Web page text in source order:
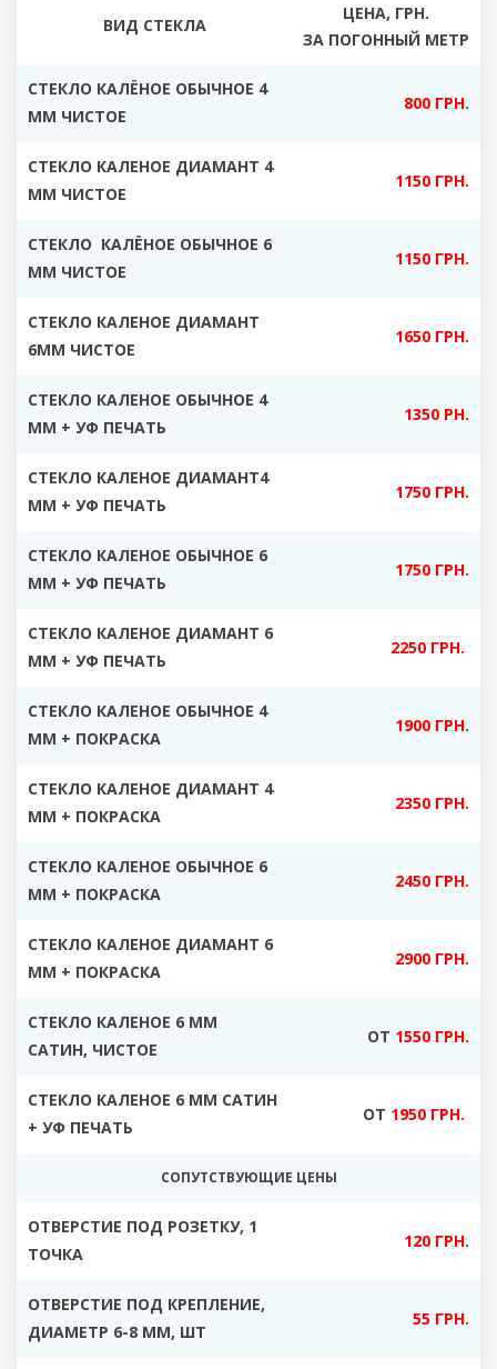
ВИД СТЕКЛА
ЦЕНА, ГРН.
ЗА ПОГОННЫЙ МЕТР
СТЕКЛО КАЛЁНОЕ ОБЫЧНОЕ 4
ММ ЧИСТОЕ
800 ГРН.
СТЕКЛО КАЛЕНОЕ ДИАМАНТ 4
ММ ЧИСТОЕ
1150 ГРН.
СТЕКЛО КАЛЁНОЕ ОБЫЧНОЕ 6
ММ ЧИСТОЕ
1150 ГРН.
СТЕКЛО КАЛЕНОЕ ДИАМАНТ
6ММ ЧИСТОЕ
1650 ГРН.
СТЕКЛО КАЛЕНОЕ ОБЫЧНОЕ 4
ММ + УФ ПЕЧАТЬ
1350 РН.
СТЕКЛО КАЛЕНОЕ ДИАМАНТ4
ММ + УФ ПЕЧАТЬ
1750 ГРН.
СТЕКЛО КАЛЕНОЕ ОБЫЧНОЕ 6
ММ + УФ ПЕЧАТЬ
1750 ГРН.
СТЕКЛО КАЛЕНОЕ ДИАМАНТ 6
ММ + УФ ПЕЧАТЬ
2250 ГРН.
СТЕКЛО КАЛЕНОЕ ОБЫЧНОЕ 4
ММ + ПОКРАСКА
1900 ГРН.
СТЕКЛО КАЛЕНОЕ ДИАМАНТ 4
ММ + ПОКРАСКА
2350 ГРН.
СТЕКЛО КАЛЕНОЕ ОБЫЧНОЕ 6
ММ + ПОКРАСКА
2450 ГРН.
СТЕКЛО КАЛЕНОЕ ДИАМАНТ 6
ММ + ПОКРАСКА
2900 ГРН.
СТЕКЛО КАЛЕНОЕ 6 ММ
САТИН, ЧИСТОЕ
ОТ 1550 ГРН.
СТЕКЛО КАЛЕНОЕ 6 ММ САТИН
+ УФ ПЕЧАТЬ
ОТ 1950 ГРН.
СОПУТСТВУЮЩИЕ ЦЕНЫ
ОТВЕРСТИЕ ПОД РОЗЕТКУ, 1
ТОЧКА
120 ГРН.
ОТВЕРСТИЕ ПОД КРЕПЛЕНИЕ,
ДИАМЕТР 6-8 ММ, ШТ
55 ГРН.